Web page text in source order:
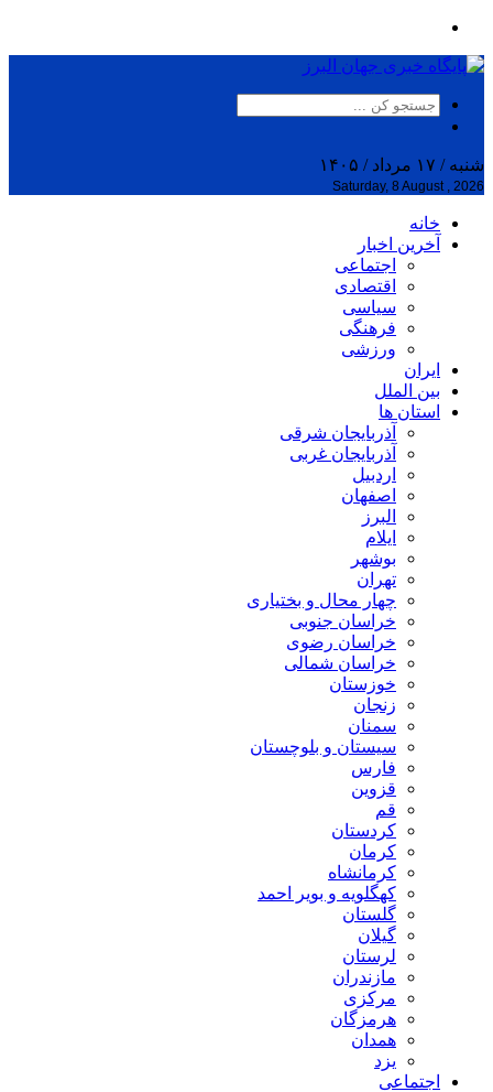
شنبه / ۱۷ مرداد / ۱۴۰۵
Saturday, 8 August , 2026
خانه
آخرین اخبار
اجتماعی
اقتصادی
سیاسی
فرهنگی
ورزشی
ایران
بین الملل
استان ها
آذربایجان شرقی
آذربایجان غربی
اردبیل
اصفهان
البرز
ایلام
بوشهر
تهران
چهار محال و بختیاری
خراسان جنوبی
خراسان رضوی
خراسان شمالی
خوزستان
زنجان
سمنان
سیستان و بلوچستان
فارس
قزوین
قم
کردستان
کرمان
کرمانشاه
کهگلویه و بویر احمد
گلستان
گیلان
لرستان
مازندران
مرکزی
هرمزگان
همدان
یزد
اجتماعی